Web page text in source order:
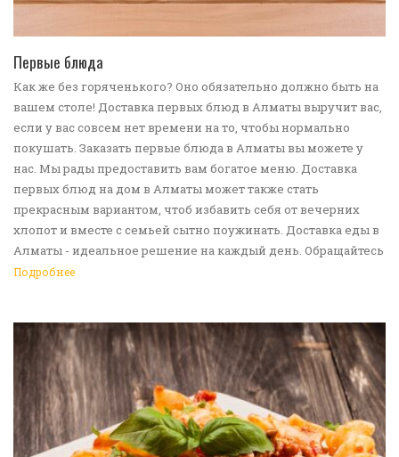
Первые блюда
Как же без горяченького? Оно обязательно должно быть на
вашем столе! Доставка первых блюд в Алматы выручит вас,
если у вас совсем нет времени на то, чтобы нормально
покушать. Заказать первые блюда в Алматы вы можете у
нас. Мы рады предоставить вам богатое меню. Доставка
первых блюд на дом в Алматы может также стать
прекрасным вариантом, чтоб избавить себя от вечерних
хлопот и вместе с семьей сытно поужинать. Доставка еды в
Алматы - идеальное решение на каждый день. Обращайтесь
к нам!
Подробнее